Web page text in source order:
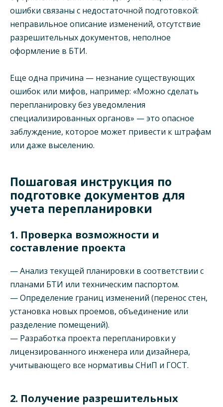
ошибки связаны с недостаточной подготовкой:
неправильное описание изменений, отсутствие
разрешительных документов, неполное
оформление в БТИ.
Еще одна причина — незнание существующих
ошибок или мифов, например: «Можно сделать
перепланировку без уведомления
специализированных органов» — это опасное
заблуждение, которое может привести к штрафам
или даже выселению.
Пошаговая инструкция по
подготовке документов для
учета перепланировки
1. Проверка возможности и
составление проекта
— Анализ текущей планировки в соответствии с
планами БТИ или техническим паспортом.
— Определение границ изменений (перенос стен,
установка новых проемов, объединение или
разделение помещений).
— Разработка проекта перепланировки у
лицензированного инженера или дизайнера,
учитывающего все нормативы СНиП и ГОСТ.
2. Получение разрешительных